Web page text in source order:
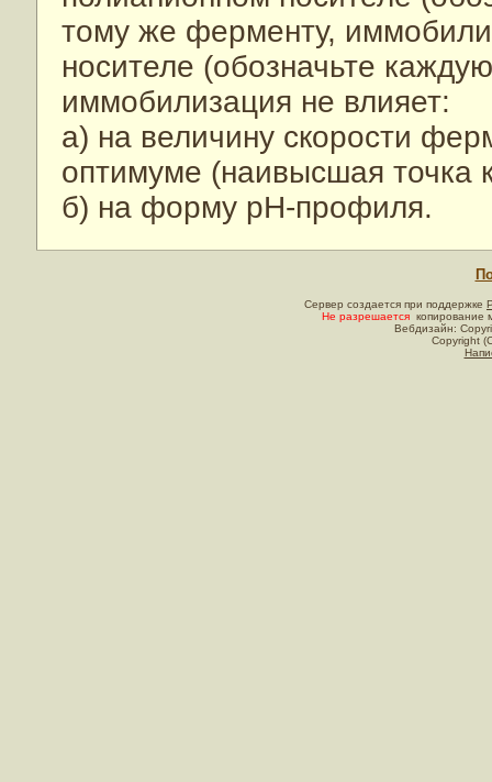
тому же ферменту,
носителе (обозначьте
иммобилизация не влияет:
а) на величину скорости
оптимуме (наивысшая точка
б) на форму рН-профиля.
Сервер создается при поддержке
Не разрешается копирование
Вебдизайн:
Copyright